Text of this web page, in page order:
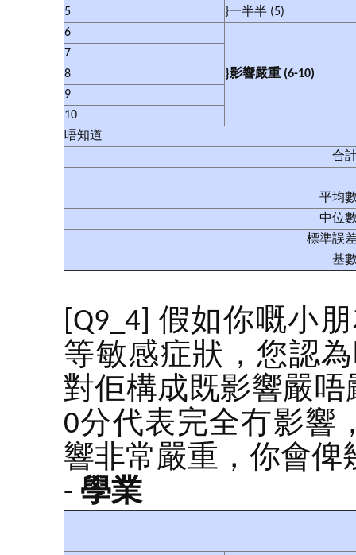
5
}一半半 (5)
6
}影響嚴重 (6-10)
7
8
9
10
唔知道
合
平均
中位
標準誤
基
[Q9_4] 假如你嘅小
等敏感症狀，您認
對佢構成既影響嚴
0分代表完全冇影響
響非常嚴重，你會俾
- 學業